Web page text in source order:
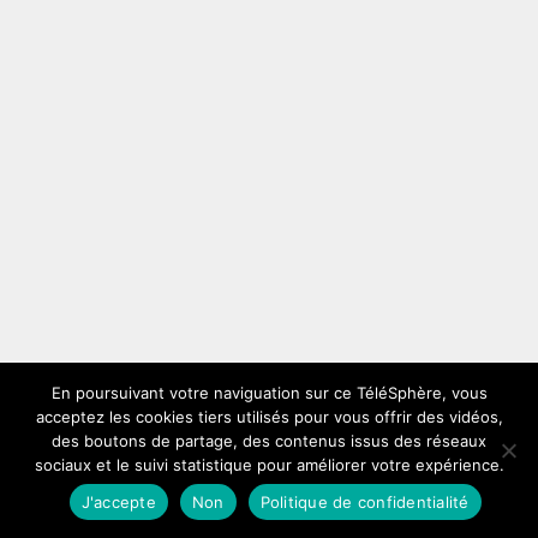
En poursuivant votre naviguation sur ce TéléSphère, vous
acceptez les cookies tiers utilisés pour vous offrir des vidéos,
des boutons de partage, des contenus issus des réseaux
sociaux et le suivi statistique pour améliorer votre expérience.
J'accepte
Non Politique de confidentialité